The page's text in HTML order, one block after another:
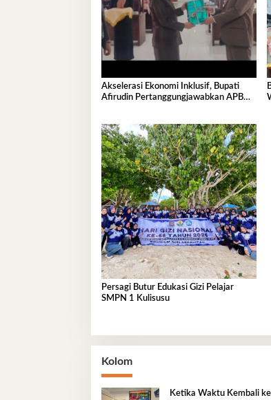
Akselerasi Ekonomi Inklusif, Bupati
Afirudin Pertanggungjawabkan APBD
Persagi Butur Edukasi Gizi Pelajar
SMPN 1 Kulisusu
Kolom
Ketika Waktu Kembali